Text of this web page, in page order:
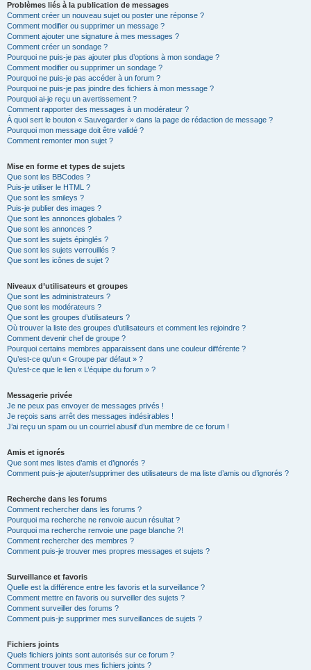
Problèmes liés à la publication de messages
Comment créer un nouveau sujet ou poster une réponse ?
Comment modifier ou supprimer un message ?
Comment ajouter une signature à mes messages ?
Comment créer un sondage ?
Pourquoi ne puis-je pas ajouter plus d’options à mon sondage ?
Comment modifier ou supprimer un sondage ?
Pourquoi ne puis-je pas accéder à un forum ?
Pourquoi ne puis-je pas joindre des fichiers à mon message ?
Pourquoi ai-je reçu un avertissement ?
Comment rapporter des messages à un modérateur ?
À quoi sert le bouton « Sauvegarder » dans la page de rédaction de message ?
Pourquoi mon message doit être validé ?
Comment remonter mon sujet ?
Mise en forme et types de sujets
Que sont les BBCodes ?
Puis-je utiliser le HTML ?
Que sont les smileys ?
Puis-je publier des images ?
Que sont les annonces globales ?
Que sont les annonces ?
Que sont les sujets épinglés ?
Que sont les sujets verrouillés ?
Que sont les icônes de sujet ?
Niveaux d’utilisateurs et groupes
Que sont les administrateurs ?
Que sont les modérateurs ?
Que sont les groupes d’utilisateurs ?
Où trouver la liste des groupes d’utilisateurs et comment les rejoindre ?
Comment devenir chef de groupe ?
Pourquoi certains membres apparaissent dans une couleur différente ?
Qu’est-ce qu’un « Groupe par défaut » ?
Qu’est-ce que le lien « L’équipe du forum » ?
Messagerie privée
Je ne peux pas envoyer de messages privés !
Je reçois sans arrêt des messages indésirables !
J’ai reçu un spam ou un courriel abusif d’un membre de ce forum !
Amis et ignorés
Que sont mes listes d’amis et d’ignorés ?
Comment puis-je ajouter/supprimer des utilisateurs de ma liste d’amis ou d’ignorés ?
Recherche dans les forums
Comment rechercher dans les forums ?
Pourquoi ma recherche ne renvoie aucun résultat ?
Pourquoi ma recherche renvoie une page blanche ?!
Comment rechercher des membres ?
Comment puis-je trouver mes propres messages et sujets ?
Surveillance et favoris
Quelle est la différence entre les favoris et la surveillance ?
Comment mettre en favoris ou surveiller des sujets ?
Comment surveiller des forums ?
Comment puis-je supprimer mes surveillances de sujets ?
Fichiers joints
Quels fichiers joints sont autorisés sur ce forum ?
Comment trouver tous mes fichiers joints ?